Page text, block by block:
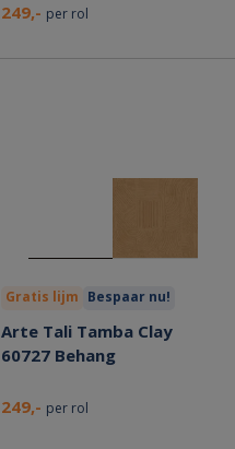
249,- per rol
Gratis lijm Bespaar nu!
Arte Tali Tamba Clay
60727 Behang
249,- per rol